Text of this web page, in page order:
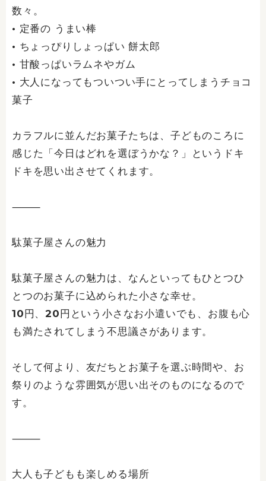
数々。
• 定番の うまい棒
• ちょっぴりしょっぱい 餅太郎
• 甘酸っぱいラムネやガム
• 大人になってもついつい手にとってしまうチョコ
菓子
カラフルに並んだお菓子たちは、子どものころに
感じた「今日はどれを選ぼうかな？」というドキ
ドキを思い出させてくれます。
⸻
駄菓子屋さんの魅力
駄菓子屋さんの魅力は、なんといってもひとつひ
とつのお菓子に込められた小さな幸せ。
10円、20円という小さなお小遣いでも、お腹も心
も満たされてしまう不思議さがあります。
そして何より、友だちとお菓子を選ぶ時間や、お
祭りのような雰囲気が思い出そのものになるので
す。
⸻
大人も子どもも楽しめる場所